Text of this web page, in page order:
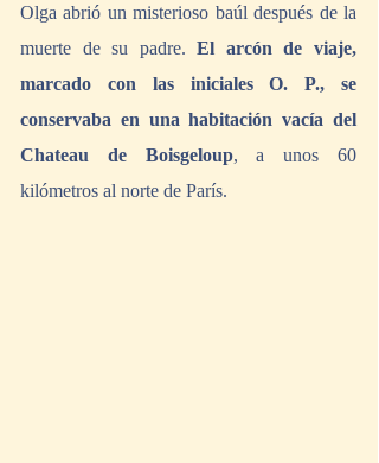
Olga abrió un misterioso baúl después de la
muerte de su padre. El arcón de viaje,
marcado con las iniciales O. P., se
conservaba en una habitación vacía del
Chateau de Boisgeloup, a unos 60
kilómetros al norte de París.